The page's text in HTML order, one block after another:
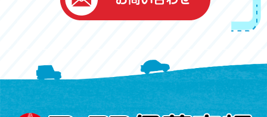
浜北店
050-5851-0339
（年中無休24h対応）